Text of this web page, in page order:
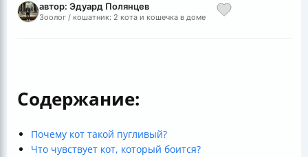
автор: Эдуард Полянцев
Зоолог / кошатник: 2 кота и кошечка в доме
Содержание:
Почему кот такой пугливый?
Что чувствует кот, который боится?